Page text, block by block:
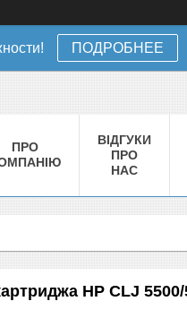
ПОДРОБНЕЕ
ПРО
ВІДГУКИ
ПРО
НАС
HP CLJ